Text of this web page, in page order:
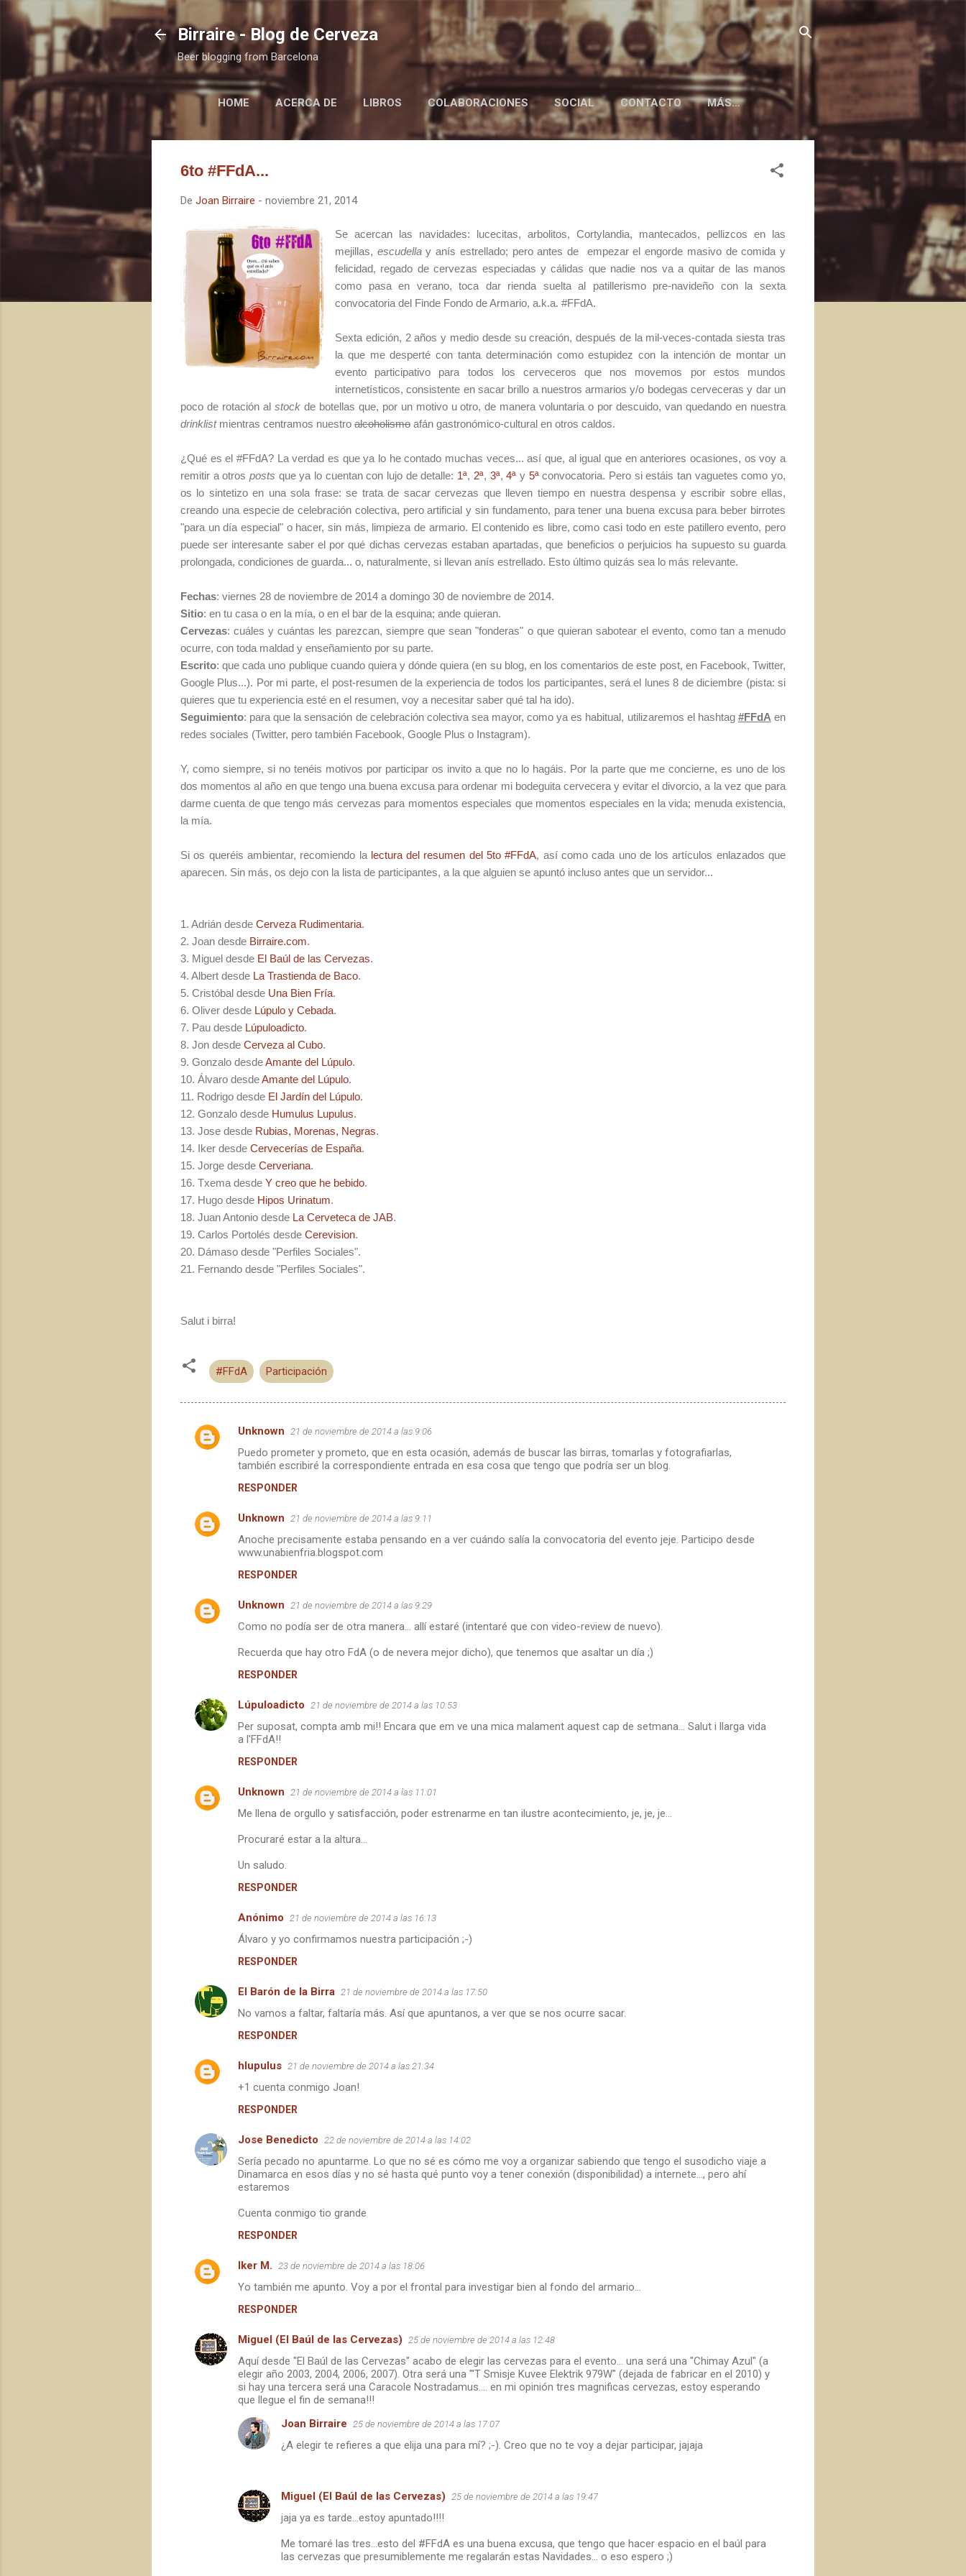
Ir al contenido principal
Birraire - Blog de Cerveza
Beer blogging from Barcelona
HOME ACERCA DE LIBROS COLABORACIONES SOCIAL CONTACTO MÁS…
BIRRAIRE IN ENGLISH
6to #FFdA...
De Joan Birraire - noviembre 21, 2014
Se acercan las navidades: lucecitas, arbolitos, Cortylandia, mantecados, pellizcos en las
mejillas, escudellay anís estrellado; pero antes de empezar el engorde masivo de comida y
felicidad, regado de cervezas especiadas y cálidas que nadie nos va a quitar de las manos
como pasa en verano, toca dar rienda suelta al patillerismo pre-navideño con la sexta
convocatoria del Finde Fondo de Armario, a.k.a. #FFdA.
Sexta edición, 2 años y medio desde su creación, después de la mil-veces-contada siesta tras
la que me desperté con tanta determinación como estupidez con la intención de montar un
evento participativo para todos los cerveceros que nos movemos por estos mundos
internetísticos, consistente en sacar brillo a nuestros armarios y/o bodegas cerveceras y dar un
poco de rotación al stockde botellas que, por un motivo u otro, de manera voluntaria o por descuido, van quedando en nuestra
drinklistmientras centramos nuestro alcoholismo afán gastronómico-cultural en otros caldos.
¿Qué es el #FFdA? La verdad es que ya lo he contado muchas veces... así que, al igual que en anteriores ocasiones, os voy a
remitir a otrosposts que ya lo cuentan con lujo de detalle: 1ª, 2ª, 3ª,4ª y 5ªconvocatoria. Pero si estáis tan vaguetes como yo,
os lo sintetizo en una sola frase: se trata de sacar cervezas que lleven tiempo en nuestra despensa y escribir sobre ellas,
creando una especie de celebración colectiva, pero artificial y sin fundamento, para tener una buena excusa para beber birrotes
"para un día especial" o hacer, sin más, limpieza de armario. El contenido es libre, como casi todo en este patillero evento, pero
puede ser interesante saber el por qué dichas cervezas estaban apartadas, que beneficios o perjuicios ha supuesto su guarda
prolongada, condiciones de guarda... o, naturalmente, si llevan anís estrellado. Esto último quizás sea lo más relevante.
Fechas: viernes 28 de noviembre de 2014 a domingo 30 de noviembre de 2014.
Sitio: en tu casa o en la mía, o en el bar de la esquina; ande quieran.
Cervezas: cuáles y cuántas les parezcan, siempre que sean "fonderas" o que quieran sabotear el evento, como tan a menudo
ocurre, con toda maldad y enseñamiento por su parte.
Escrito: que cada uno publique cuando quiera y dónde quiera (en su blog, en los comentarios de este post, en Facebook, Twitter,
Google Plus...). Por mi parte, el post-resumen de la experiencia de todos los participantes, será el lunes 8 de diciembre (pista: si
quieres que tu experiencia esté en el resumen, voy a necesitar saber qué tal ha ido).
Seguimiento: para que la sensación de celebración colectiva sea mayor, como ya es habitual, utilizaremos el hashtag #FFdA en
redes sociales (Twitter, pero también Facebook, Google Plus o Instagram).
Y, como siempre, si no tenéis motivos por participar os invito a que no lo hagáis. Por la parte que me concierne, es uno de los
dos momentos al año en que tengo una buena excusa para ordenar mi bodeguita cervecera y evitar el divorcio, a la vez que para
darme cuenta de que tengo más cervezas para momentos especiales que momentos especiales en la vida; menuda existencia,
la mía.
Si os queréis ambientar, recomiendo la lectura del resumen del 5to #FFdA, así como cada uno de los artículos enlazados que
aparecen. Sin más, os dejo con la lista de participantes, a la que alguien se apuntó incluso antes que un servidor...
1. Adrián desde Cerveza Rudimentaria.
2. Joan desde Birraire.com.
3. Miguel desde El Baúl de las Cervezas.
4. Albert desde La Trastienda de Baco.
5. Cristóbal desde Una Bien Fría.
6. Oliver desde Lúpulo y Cebada.
7. Pau desde Lúpuloadicto.
8. Jon desde Cerveza al Cubo.
9. Gonzalo desdeAmante del Lúpulo.
10. Álvaro desdeAmante del Lúpulo.
11. Rodrigo desde El Jardín del Lúpulo.
12. Gonzalo desde Humulus Lupulus.
13. Jose desde Rubias, Morenas, Negras.
14. Iker desde Cervecerías de España.
15. Jorge desde Cerveriana.
16. Txema desde Y creo que he bebido.
17. Hugo desde Hipos Urinatum.
18. Juan Antonio desde La Cerveteca de JAB.
19. Carlos Portolés desde Cerevision.
20. Dámaso desde "Perfiles Sociales".
21. Fernando desde "Perfiles Sociales".
Salut i birra!
#FFdA Participación
C
n
o
Unknown 21 de noviembre de 2014 a las 9:06
Puedo prometer y prometo, que en esta ocasión, además de buscar las birras, tomarlas y fotografiarlas,
también escribiré la correspondiente entrada en esa cosa que tengo que podría ser un blog.
RESPONDER
Unknown 21 de noviembre de 2014 a las 9:11
Anoche precisamente estaba pensando en a ver cuándo salía la convocatoria del evento jeje. Participo desde
www.unabienfria.blogspot.com
RESPONDER
Unknown 21 de noviembre de 2014 a las 9:29
Como no podía ser de otra manera... allí estaré (intentaré que con video-review de nuevo).
Recuerda que hay otro FdA (o de nevera mejor dicho), que tenemos que asaltar un día ;)
RESPONDER
Lúpuloadicto 21 de noviembre de 2014 a las 10:53
Per suposat, compta amb mi!! Encara que em ve una mica malament aquest cap de setmana... Salut i llarga vida
a l'FFdA!!
RESPONDER
Unknown 21 de noviembre de 2014 a las 11:01
Me llena de orgullo y satisfacción, poder estrenarme en tan ilustre acontecimiento, je, je, je...
Procuraré estar a la altura...
Un saludo.
RESPONDER
Anónimo 21 de noviembre de 2014 a las 16:13
Álvaro y yo confirmamos nuestra participación ;-)
RESPONDER
El Barón de la Birra 21 de noviembre de 2014 a las 17:50
No vamos a faltar, faltaría más. Así que apuntanos, a ver que se nos ocurre sacar.
RESPONDER
hlupulus 21 de noviembre de 2014 a las 21:34
+1 cuenta conmigo Joan!
RESPONDER
Jose Benedicto 22 de noviembre de 2014 a las 14:02
Sería pecado no apuntarme. Lo que no sé es cómo me voy a organizar sabiendo que tengo el susodicho viaje a
Dinamarca en esos días y no sé hasta qué punto voy a tener conexión (disponibilidad) a internete..., pero ahí
estaremos
Cuenta conmigo tio grande
RESPONDER
Iker M. 23 de noviembre de 2014 a las 18:06
Yo también me apunto. Voy a por el frontal para investigar bien al fondo del armario...
RESPONDER
Miguel (El Baúl de las Cervezas) 25 de noviembre de 2014 a las 12:48
Aquí desde "El Baúl de las Cervezas" acabo de elegir las cervezas para el evento... una será una "Chimay Azul" (a
elegir año 2003, 2004, 2006, 2007). Otra será una "'T Smisje Kuvee Elektrik 979W" (dejada de fabricar en el 2010) y
si hay una tercera será una Caracole Nostradamus.... en mi opinión tres magnificas cervezas, estoy esperando
que llegue el fin de semana!!!
Joan Birraire 25 de noviembre de 2014 a las 17:07
¿A elegir te refieres a que elija una para mí? ;-). Creo que no te voy a dejar participar, jajaja
Miguel (El Baúl de las Cervezas) 25 de noviembre de 2014 a las 19:47
jaja ya es tarde...estoy apuntado!!!!
Me tomaré las tres...esto del #FFdA es una buena excusa, que tengo que hacer espacio en el baúl para
las cervezas que presumiblemente me regalarán estas Navidades... o eso espero ;)